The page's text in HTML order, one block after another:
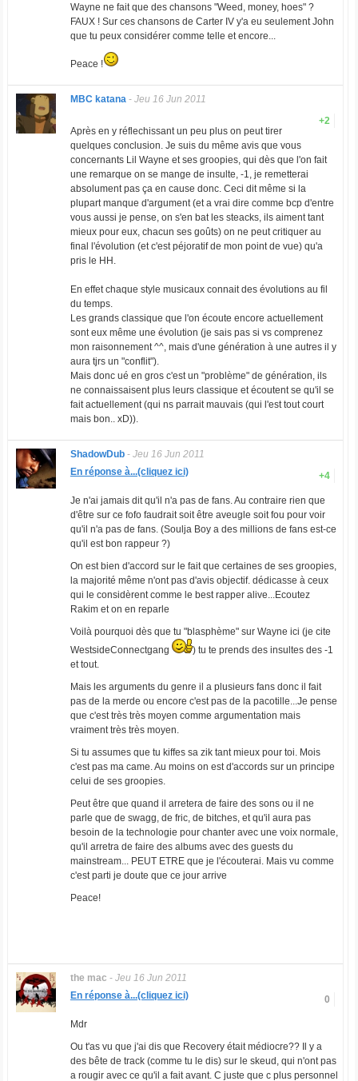
Wayne ne fait que des chansons "Weed, money, hoes" ?
FAUX ! Sur ces chansons de Carter IV y'a eu seulement John
que tu peux considérer comme telle et encore...
Peace !
MBC katana- Jeu 16 Jun 2011
+2
Après en y réflechissant un peu plus on peut tirer
quelques conclusion. Je suis du même avis que vous
concernants Lil Wayne et ses groopies, qui dès que l'on fait
une remarque on se mange de insulte, -1, je remetterai
absolument pas ça en cause donc. Ceci dit même si la
plupart manque d'argument (et a vrai dire comme bcp d'entre
vous aussi je pense, on s'en bat les steacks, ils aiment tant
mieux pour eux, chacun ses goûts) on ne peut critiquer au
final l'évolution (et c'est péjoratif de mon point de vue) qu'a
pris le HH.
En effet chaque style musicaux connait des évolutions au fil
du temps.
Les grands classique que l'on écoute encore actuellement
sont eux même une évolution (je sais pas si vs comprenez
mon raisonnement ^^, mais d'une génération à une autres il y
aura tjrs un "conflit").
Mais donc ué en gros c'est un "problème" de génération, ils
ne connaissaisent plus leurs classique et écoutent se qu'il se
fait actuellement (qui ns parrait mauvais (qui l'est tout court
mais bon.. xD)).
ShadowDub- Jeu 16 Jun 2011
+4
En réponse à...(cliquez ici)
Je n'ai jamais dit qu'il n'a pas de fans. Au contraire rien que
d'être sur ce fofo faudrait soit être aveugle soit fou pour voir
qu'il n'a pas de fans. (Soulja Boy a des millions de fans est-ce
qu'il est bon rappeur ?)
On est bien d'accord sur le fait que certaines de ses groopies,
la majorité même n'ont pas d'avis objectif. dédicasse à ceux
qui le considèrent comme le best rapper alive...Ecoutez
Rakim et on en reparle
Voilà pourquoi dès que tu "blasphème" sur Wayne ici (je cite
WestsideConnectgang
) tu te prends des insultes des -1
et tout.
Mais les arguments du genre il a plusieurs fans donc il fait
pas de la merde ou encore c'est pas de la pacotille...Je pense
que c'est très très moyen comme argumentation mais
vraiment très très moyen.
Si tu assumes que tu kiffes sa zik tant mieux pour toi. Mois
c'est pas ma came. Au moins on est d'accords sur un principe
celui de ses groopies.
Peut être que quand il arretera de faire des sons ou il ne
parle que de swagg, de fric, de bitches, et qu'il aura pas
besoin de la technologie pour chanter avec une voix normale,
qu'il arretra de faire des albums avec des guests du
mainstream... PEUT ETRE que je l'écouterai. Mais vu comme
c'est parti je doute que ce jour arrive
Peace!
the mac - Jeu 16 Jun 2011
0
En réponse à...(cliquez ici)
Mdr
Ou t'as vu que j'ai dis que Recovery était médiocre?? Il y a
des bête de track (comme tu le dis) sur le skeud, qui n'ont pas
a rougir avec ce qu'il a fait avant. C juste que c plus personnel